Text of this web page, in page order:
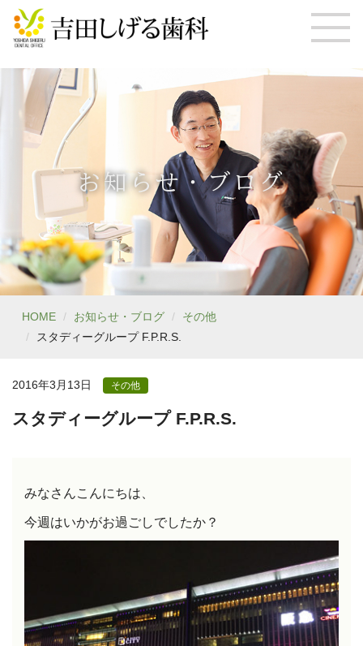
お知らせ・ブログ
HOME お知らせ・ブログ
その他
スタディーグループ F.P.R.S.
2016年3月13日 その他
スタディーグループ F.P.R.S.
みなさんこんにちは、
今週はいかがお過ごしでしたか？